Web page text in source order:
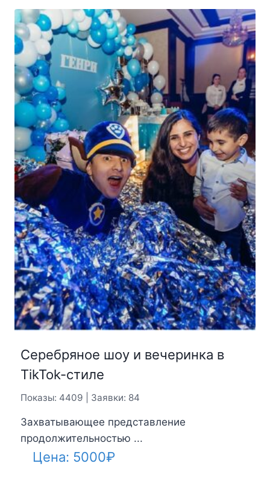
Серебряное шоу и вечеринка в
TikTok-стиле
Показы: 4409 | Заявки: 84
Захватывающее представление
продолжительностью ...
Цена: 5000₽